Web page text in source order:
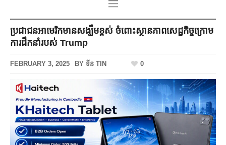
ប្រជាជនអាមេរិកមានសង្ឃឹមខ្ពស់ ចំពោះស្ថានភាពសេដ្ឋកិច្ចក្រោម
ការដឹកនាំរបស់ Trump
FEBRUARY 3, 2025 BY ទីន TIN 0